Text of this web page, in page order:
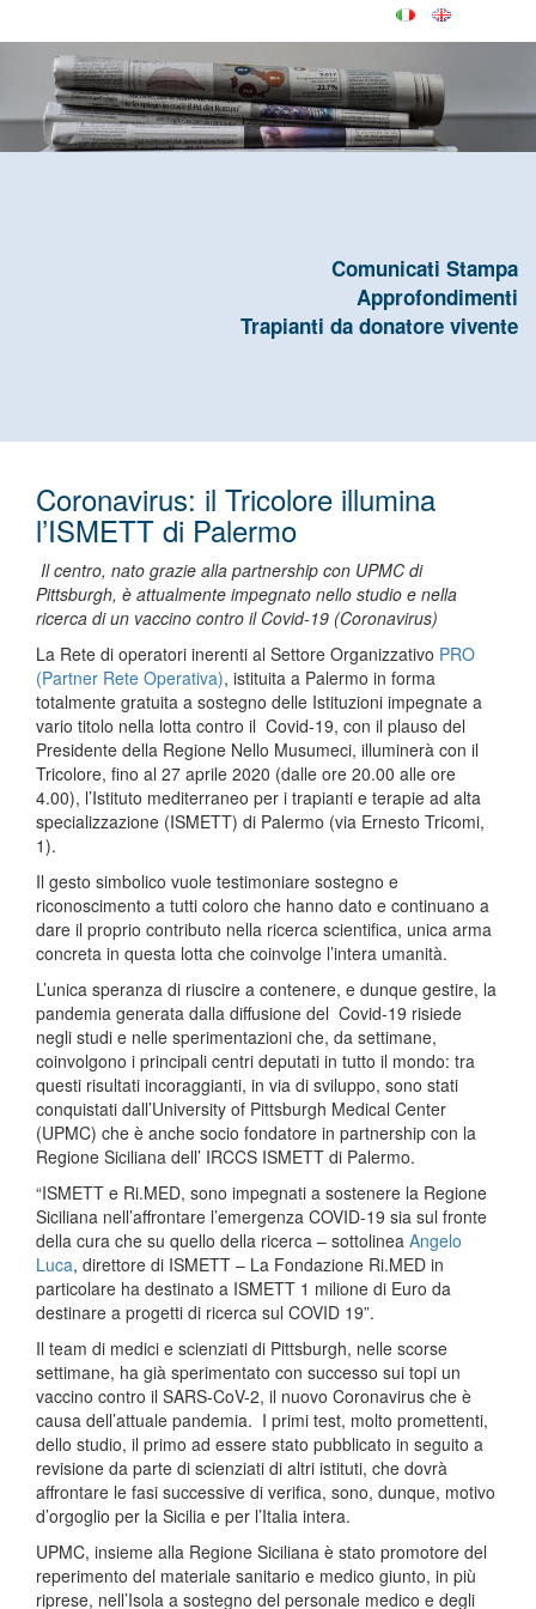
Comunicati Stampa
Approfondimenti
Trapianti da donatore vivente
Coronavirus: il Tricolore illumina
l’ISMETT di Palermo
Il centro, nato grazie alla partnership con UPMC di
Pittsburgh, è attualmente impegnato nello studio e nella
ricerca di un vaccino contro il Covid-19 (Coronavirus)
La Rete di operatori inerenti al Settore Organizzativo PRO
(Partner Rete Operativa), istituita a Palermo in forma
totalmente gratuita a sostegno delle Istituzioni impegnate a
vario titolo nella lotta contro il Covid-19, con il plauso del
Presidente della Regione Nello Musumeci, illuminerà con il
Tricolore, fino al 27 aprile 2020 (dalle ore 20.00 alle ore
4.00), l’Istituto mediterraneo per i trapianti e terapie ad alta
specializzazione (ISMETT) di Palermo (via Ernesto Tricomi,
1).
Il gesto simbolico vuole testimoniare sostegno e
riconoscimento a tutti coloro che hanno dato e continuano a
dare il proprio contributo nella ricerca scientifica, unica arma
concreta in questa lotta che coinvolge l’intera umanità.
L’unica speranza di riuscire a contenere, e dunque gestire, la
pandemia generata dalla diffusione del Covid-19 risiede
negli studi e nelle sperimentazioni che, da settimane,
coinvolgono i principali centri deputati in tutto il mondo: tra
questi risultati incoraggianti, in via di sviluppo, sono stati
conquistati dall’University of Pittsburgh Medical Center
(UPMC) che è anche socio fondatore in partnership con la
Regione Siciliana dell’ IRCCS ISMETT di Palermo.
“ISMETT e Ri.MED, sono impegnati a sostenere la Regione
Siciliana nell’affrontare l’emergenza COVID-19 sia sul fronte
della cura che su quello della ricerca – sottolinea Angelo
Luca, direttore di ISMETT – La Fondazione Ri.MED in
particolare ha destinato a ISMETT 1 milione di Euro da
destinare a progetti di ricerca sul COVID 19”.
Il team di medici e scienziati di Pittsburgh, nelle scorse
settimane, ha già sperimentato con successo sui topi un
vaccino contro il SARS-CoV-2, il nuovo Coronavirus che è
causa dell’attuale pandemia. I primi test, molto promettenti,
dello studio, il primo ad essere stato pubblicato in seguito a
revisione da parte di scienziati di altri istituti, che dovrà
affrontare le fasi successive di verifica, sono, dunque, motivo
d’orgoglio per la Sicilia e per l’Italia intera.
UPMC, insieme alla Regione Siciliana è stato promotore del
reperimento del materiale sanitario e medico giunto, in più
riprese, nell’Isola a sostegno del personale medico e degli